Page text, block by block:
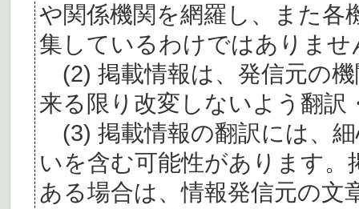
や関係機関を網羅し、また各
集しているわけではありませ
(2) 掲載情報は、発信元の
来る限り改変しないよう翻訳
(3) 掲載情報の翻訳には、
いを含む可能性があります。
ある場合は、情報発信元の文